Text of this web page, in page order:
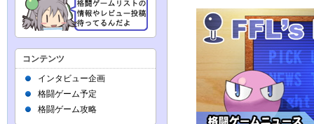
コンテンツ
インタビュー企画
格闘ゲーム予定
格闘ゲーム攻略